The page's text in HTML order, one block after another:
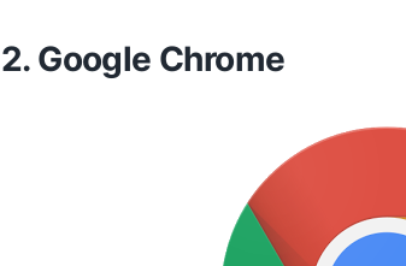
2. Google Chrome